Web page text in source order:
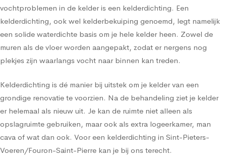
vochtproblemen in de kelder is een kelderdichting. Een
kelderdichting, ook wel kelderbekuiping genoemd, legt namelijk
een solide waterdichte basis om je hele kelder heen. Zowel de
muren als de vloer worden aangepakt, zodat er nergens nog
plekjes zijn waarlangs vocht naar binnen kan treden.
Kelderdichting is dé manier bij uitstek om je kelder van een
grondige renovatie te voorzien. Na de behandeling ziet je kelder
er helemaal als nieuw uit. Je kan de ruimte niet alleen als
opslagruimte gebruiken, maar ook als extra logeerkamer, man
cava of wat dan ook. Voor een kelderdichting in Sint-Pieters-
Voeren/Fouron-Saint-Pierre kan je bij ons terecht.